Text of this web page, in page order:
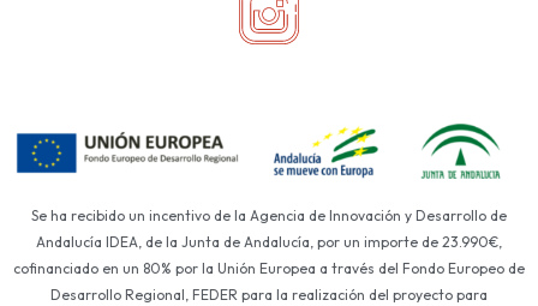
Se ha recibido un incentivo de la Agencia de Innovación y Desarrollo de
Andalucía IDEA, de la Junta de Andalucía, por un importe de 23.990€,
cofinanciado en un 80% por la Unión Europea a través del Fondo Europeo de
Desarrollo Regional, FEDER para la realización del proyecto para